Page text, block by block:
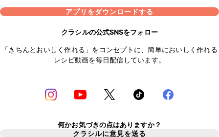
アプリをダウンロードする
クラシルの公式SNSをフォロー
「きちんとおいしく作れる」をコンセプトに、簡単においしく作れる
レシピ動画を毎日配信しています。
何かお気づきの点はありますか？
クラシルに意見を送る